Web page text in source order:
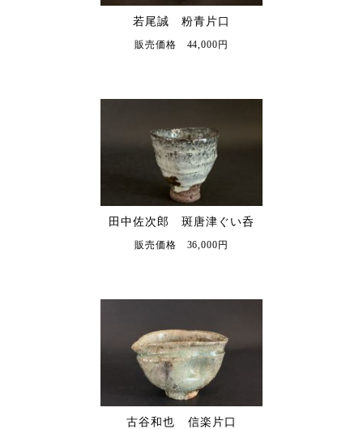
若尾誠 粉青片口
販売価格 44,000円
田中佐次郎 斑唐津ぐい呑
販売価格 36,000円
古谷和也 信楽片口